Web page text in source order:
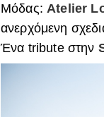
Μόδας: Atelier
ανερχόμενη
Ένα tribute στην